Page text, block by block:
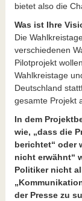
bietet also die
Was ist Ihre
Die
verschiedenen
Pilotprojekt
Wahlkreistage
Deutschland
gesamte Projekt
In dem
wie, „dass die
berichtet“ oder
nicht erwähnt“
Politiker nicht
der Presse zu